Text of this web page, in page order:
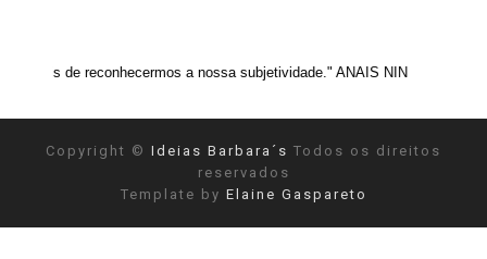
reconhecermos a nossa subjetividade." ANAIS NIN
Copyright © Ideias Barbara´s Todos os direitos
reservados
Template by Elaine Gaspareto